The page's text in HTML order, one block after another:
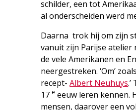
schilder, een tot
al onderscheiden werd
Daarna trok hij om zijn
vanuit zijn Parijse atelier
de vele Amerikanen en
neergestreken. ‘Om’
recept-Albert Neuhuys
17 e eeuw leren kennen.
mensen, daarover een